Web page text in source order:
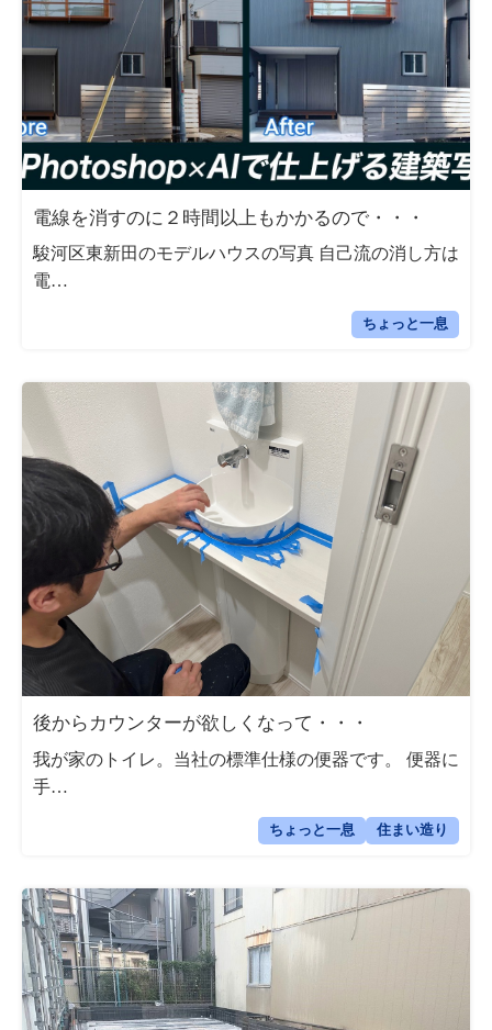
電線を消すのに２時間以上もかかるので・・・
駿河区東新田のモデルハウスの写真 自己流の消し方は
電…
ちょっと一息
後からカウンターが欲しくなって・・・
我が家のトイレ。当社の標準仕様の便器です。 便器に
手…
ちょっと一息 住まい造り